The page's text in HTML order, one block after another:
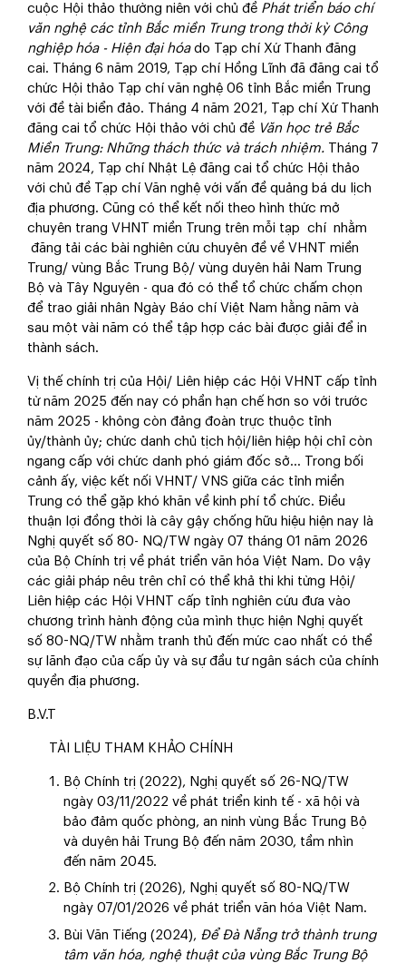
cuộc Hội thảo thường niên với chủ đề Phát triển báo chí
văn nghệ các tỉnh Bắc miền Trung trong thời kỳ Công
nghiệp hóa - Hiện đại hóa do Tạp chí Xứ Thanh đăng
cai. Tháng 6 năm 2019, Tạp chí Hồng Lĩnh đã đăng cai tổ
chức Hội thảo Tạp chí văn nghệ 06 tỉnh Bắc miền Trung
với đề tài biển đảo. Tháng 4 năm 2021, Tạp chí Xứ Thanh
đăng cai tổ chức Hội thảo với chủ đề Văn học trẻ Bắc
Miền Trung: Những thách thức và trách nhiệm. Tháng 7
năm 2024, Tạp chí Nhật Lệ đăng cai tổ chức Hội thảo
với chủ đề Tạp chí Văn nghệ với vấn đề quảng bá du lịch
địa phương. Cũng có thể kết nối theo hình thức mở
chuyên trang VHNT miền Trung trên mỗi tạp chí nhằm
đăng tải các bài nghiên cứu chuyên đề về VHNT miền
Trung/ vùng Bắc Trung Bộ/ vùng duyên hải Nam Trung
Bộ và Tây Nguyên - qua đó có thể tổ chức chấm chọn
để trao giải nhân Ngày Báo chí Việt Nam hằng năm và
sau một vài năm có thể tập hợp các bài được giải để in
thành sách.
Vị thế chính trị của Hội/ Liên hiệp các Hội VHNT cấp tỉnh
từ năm 2025 đến nay có phần hạn chế hơn so với trước
năm 2025 - không còn đảng đoàn trực thuộc tỉnh
ủy/thành ủy; chức danh chủ tịch hội/liên hiệp hội chỉ còn
ngang cấp với chức danh phó giám đốc sở… Trong bối
cảnh ấy, việc kết nối VHNT/ VNS giữa các tỉnh miền
Trung có thể gặp khó khăn về kinh phí tổ chức. Điều
thuận lợi đồng thời là cây gậy chống hữu hiệu hiện nay là
Nghị quyết số 80- NQ/TW ngày 07 tháng 01 năm 2026
của Bộ Chính trị về phát triển văn hóa Việt Nam. Do vậy
các giải pháp nêu trên chỉ có thể khả thi khi từng Hội/
Liên hiệp các Hội VHNT cấp tỉnh nghiên cứu đưa vào
chương trình hành động của mình thực hiện Nghị quyết
số 80-NQ/TW nhằm tranh thủ đến mức cao nhất có thể
sự lãnh đạo của cấp ủy và sự đầu tư ngân sách của chính
quyền địa phương.
B.V.T
TÀI LIỆU THAM KHẢO CHÍNH
Bộ Chính trị (2022), Nghị quyết số 26-NQ/TW
ngày 03/11/2022 về phát triển kinh tế - xã hội và
bảo đảm quốc phòng, an ninh vùng Bắc Trung Bộ
và duyên hải Trung Bộ đến năm 2030, tầm nhìn
đến năm 2045.
Bộ Chính trị (2026), Nghị quyết số 80-NQ/TW
ngày 07/01/2026 về phát triển văn hóa Việt Nam.
Bùi Văn Tiếng (2024), Để Đà Nẵng trở thành trung
tâm văn hóa, nghệ thuật của vùng Bắc Trung Bộ